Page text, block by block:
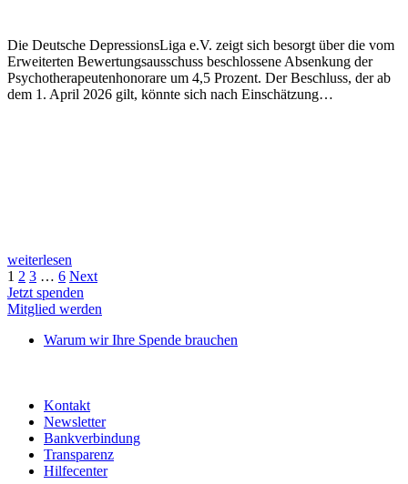
Die Deutsche DepressionsLiga e.V. zeigt sich besorgt über die vom
Erweiterten Bewertungsausschuss beschlossene Absenkung der
Psychotherapeutenhonorare um 4,5 Prozent. Der Beschluss, der ab
dem 1. April 2026 gilt, könnte sich nach Einschätzung…
weiterlesen
1 2 3 … 6 Next
Jetzt spenden
Mitglied werden
Warum wir Ihre Spende brauchen
Kontakt
Newsletter
Bankverbindung
Transparenz
Hilfecenter